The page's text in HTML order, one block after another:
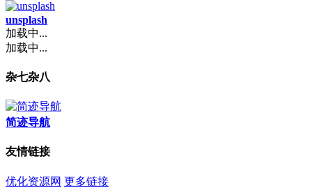
unsplash
加载中...
加载中...
杂七杂八
简迹导航
友情链接
优化资源网 更多链接